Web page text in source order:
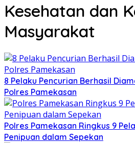
Kesehatan dan
Masyarakat
8 Pelaku Pencurian Berhasil
Polres Pamekasan
Polres Pamekasan Ringkus 9
Penipuan dalam Sepekan